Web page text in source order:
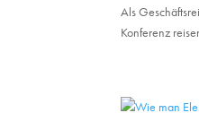
Als
Konferenz